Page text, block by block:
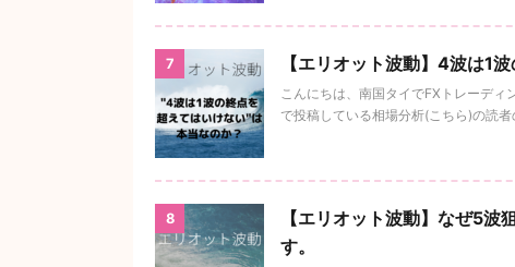
7 【エリオット波動】4波は1
こんにちは、南国タイでFXトレーデ
で投稿している相場分析(こちら)の読
8
【エリオット波動】なぜ5
す。